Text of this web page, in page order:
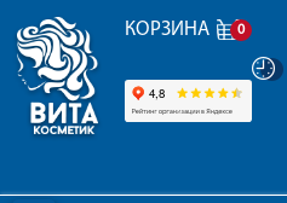
КОРЗИНА 0